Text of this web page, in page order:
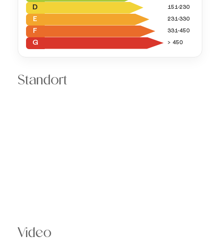
D 151-230
E 231-330
F 331-450
G > 450
Standort
Video